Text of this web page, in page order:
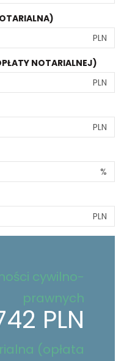
PLN
NOTARIALNEJ)
PLN
PLN
%
PLN
cywilno-
prawnych
PLN
(opłata